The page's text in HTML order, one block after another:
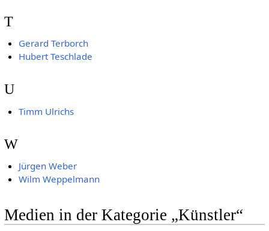
T
Gerard Terborch
Hubert Teschlade
U
Timm Ulrichs
W
Jürgen Weber
Wilm Weppelmann
Medien in der Kategorie „Künstler“